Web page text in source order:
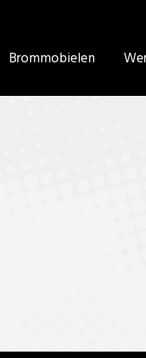
Brommobielen
Brommobielen